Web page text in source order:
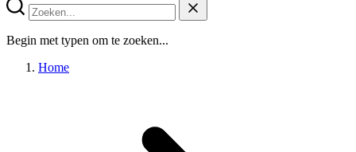
Begin met typen om te zoeken...
Home